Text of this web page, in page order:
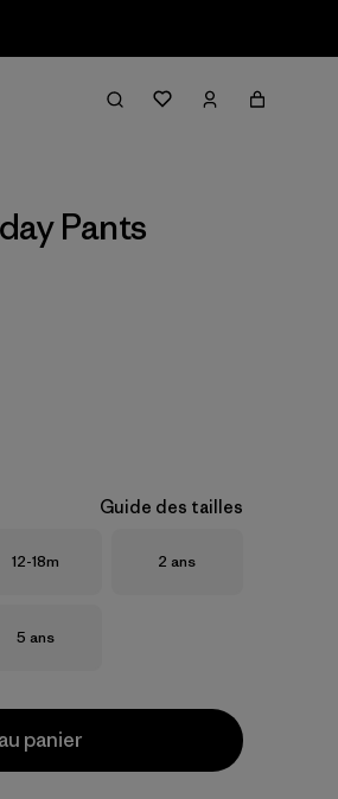
Pants
Guide des tailles
Taille
12-18m Taille
2 ans
Taille
5 ans
panier